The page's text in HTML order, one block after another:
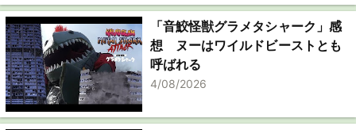
「音鮫怪獣グラメタシャーク」感
想 ヌーはワイルドビーストとも
呼ばれる
4/08/2026